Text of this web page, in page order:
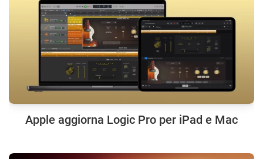
Apple aggiorna Logic Pro per iPad e Mac